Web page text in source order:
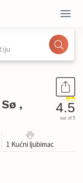
,
4.5
out of 5
1 Kućni ljubimac